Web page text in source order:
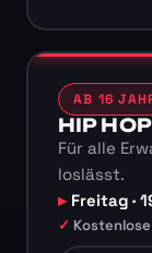
AB 16
HIP
Für alle
loslässt.
Freitag ·